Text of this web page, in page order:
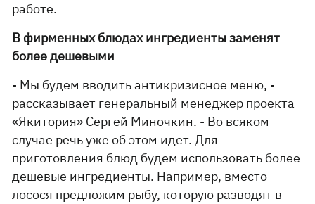
работе.
В фирменных блюдах ингредиенты заменят
более дешевыми
- Мы будем вводить антикризисное меню, -
рассказывает генеральный менеджер проекта
«Якитория» Сергей Миночкин. - Во всяком
случае речь уже об этом идет. Для
приготовления блюд будем использовать более
дешевые ингредиенты. Например, вместо
лосося предложим рыбу, которую разводят в